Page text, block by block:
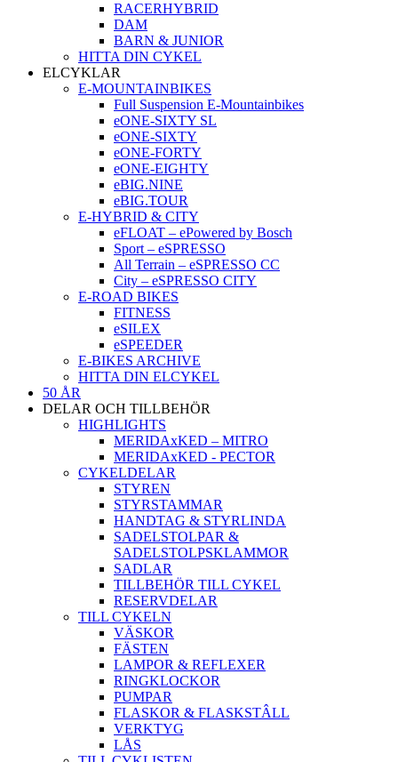
RACERHYBRID
DAM
BARN & JUNIOR
HITTA DIN CYKEL
ELCYKLAR
E-MOUNTAINBIKES
Full Suspension E-Mountainbikes
eONE-SIXTY SL
eONE-SIXTY
eONE-FORTY
eONE-EIGHTY
eBIG.NINE
eBIG.TOUR
E-HYBRID & CITY
eFLOAT – ePowered by Bosch
Sport – eSPRESSO
All Terrain – eSPRESSO CC
City – eSPRESSO CITY
E-ROAD BIKES
FITNESS
eSILEX
eSPEEDER
E-BIKES ARCHIVE
HITTA DIN ELCYKEL
50 ÅR
DELAR OCH TILLBEHÖR
HIGHLIGHTS
MERIDAxKED – MITRO
MERIDAxKED - PECTOR
CYKELDELAR
STYREN
STYRSTAMMAR
HANDTAG & STYRLINDA
SADELSTOLPAR &
SADELSTOLPSKLAMMOR
SADLAR
TILLBEHÖR TILL CYKEL
RESERVDELAR
TILL CYKELN
VÄSKOR
FÄSTEN
LAMPOR & REFLEXER
RINGKLOCKOR
PUMPAR
FLASKOR & FLASKSTÂLL
VERKTYG
LÅS